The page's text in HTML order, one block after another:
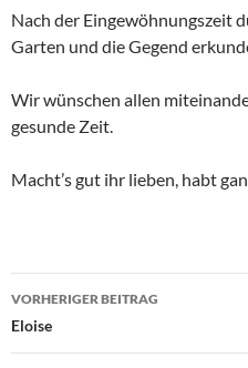
Nach der Eingewöhnungszeit
Garten und die Gegend
Wir wünschen allen
gesunde Zeit.
Macht’s gut ihr lieben, habt
Beitragsnavigation
VORHERIGER BEITRAG
Eloise